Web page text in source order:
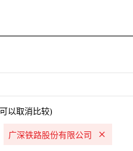
可以取消比较)
广深铁路股份有限公司